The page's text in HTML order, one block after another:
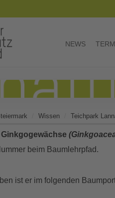
NEWS
Wissen Teichpark
Ginkgogewächse
beim Baumlehrpfad.
ist er im folgenden